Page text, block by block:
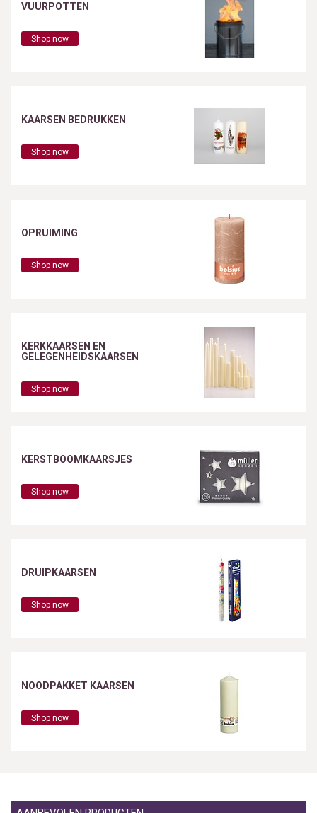
VUURPOTTEN
Shop now
KAARSEN BEDRUKKEN
Shop now
OPRUIMING
Shop now
KERKKAARSEN EN
GELEGENHEIDSKAARSEN
Shop now
KERSTBOOMKAARSJES
Shop now
DRUIPKAARSEN
Shop now
NOODPAKKET KAARSEN
Shop now